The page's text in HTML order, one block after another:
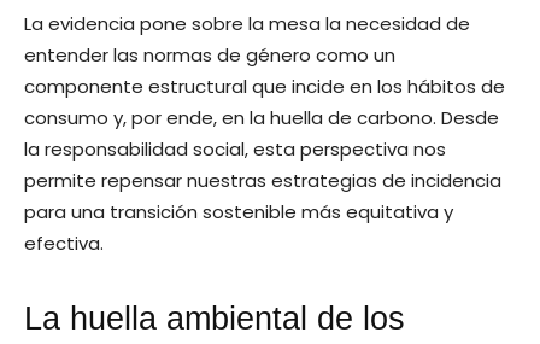
La evidencia pone sobre la mesa la necesidad de
entender las normas de género como un
componente estructural que incide en los hábitos de
consumo y, por ende, en la huella de carbono. Desde
la responsabilidad social, esta perspectiva nos
permite repensar nuestras estrategias de incidencia
para una transición sostenible más equitativa y
efectiva.
La huella ambiental de los